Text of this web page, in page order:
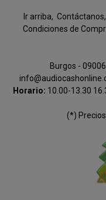
Ir arriba Contáctanos
Condiciones de
Burgos - 09006
Horario: 10.00-13.30
(*)